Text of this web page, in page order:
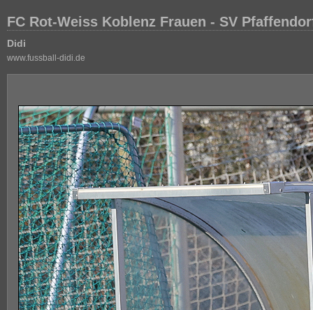
FC Rot-Weiss Koblenz Frauen - SV
Didi
www.fussball-didi.de